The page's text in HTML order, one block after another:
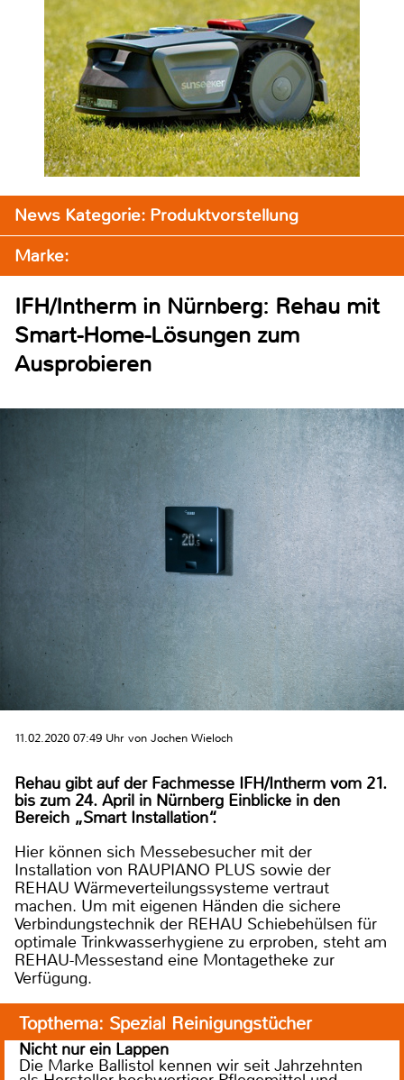
News Kategorie: Produktvorstellung
Marke:
IFH/Intherm in Nürnberg: Rehau mit
Smart-Home-Lösungen zum
Ausprobieren
11.02.2020 07:49 Uhr von Jochen Wieloch
Rehau gibt auf der Fachmesse IFH/Intherm vom 21.
bis zum 24. April in Nürnberg Einblicke in den
Bereich „Smart Installation“.
Hier können sich Messebesucher mit der
Installation von RAUPIANO PLUS sowie der
REHAU Wärmeverteilungssysteme vertraut
machen. Um mit eigenen Händen die sichere
Verbindungstechnik der REHAU Schiebehülsen für
optimale Trinkwasserhygiene zu erproben, steht am
REHAU-Messestand eine Montagetheke zur
Verfügung.
Topthema: Spezial Reinigungstücher
Nicht nur ein Lappen
Die Marke Ballistol kennen wir seit Jahrzehnten